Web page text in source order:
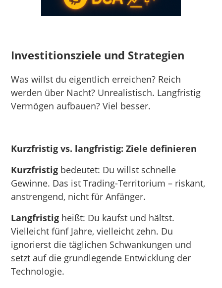
Investitionsziele und Strategien
Was willst du eigentlich erreichen? Reich
werden über Nacht? Unrealistisch. Langfristig
Vermögen aufbauen? Viel besser.
Kurzfristig vs. langfristig: Ziele definieren
Kurzfristig bedeutet: Du willst schnelle
Gewinne. Das ist Trading-Territorium – riskant,
anstrengend, nicht für Anfänger.
Langfristig heißt: Du kaufst und hältst.
Vielleicht fünf Jahre, vielleicht zehn. Du
ignorierst die täglichen Schwankungen und
setzt auf die grundlegende Entwicklung der
Technologie.